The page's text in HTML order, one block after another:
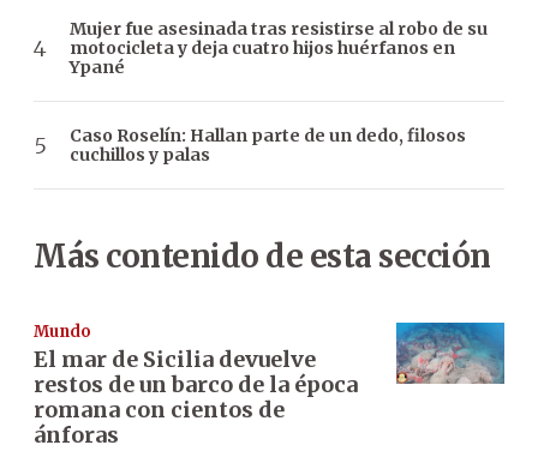
Mujer fue asesinada tras resistirse al robo de su
motocicleta y deja cuatro hijos huérfanos en
Ypané
Caso Roselín: Hallan parte de un dedo, filosos
cuchillos y palas
Más contenido de esta sección
Mundo
El mar de Sicilia devuelve
restos de un barco de la época
romana con cientos de
ánforas